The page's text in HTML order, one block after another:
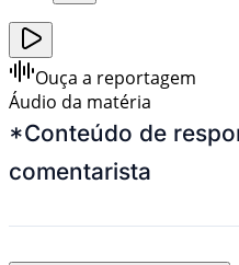
Ouça a reportagem
Áudio da matéria
*Conteúdo de
comentarista